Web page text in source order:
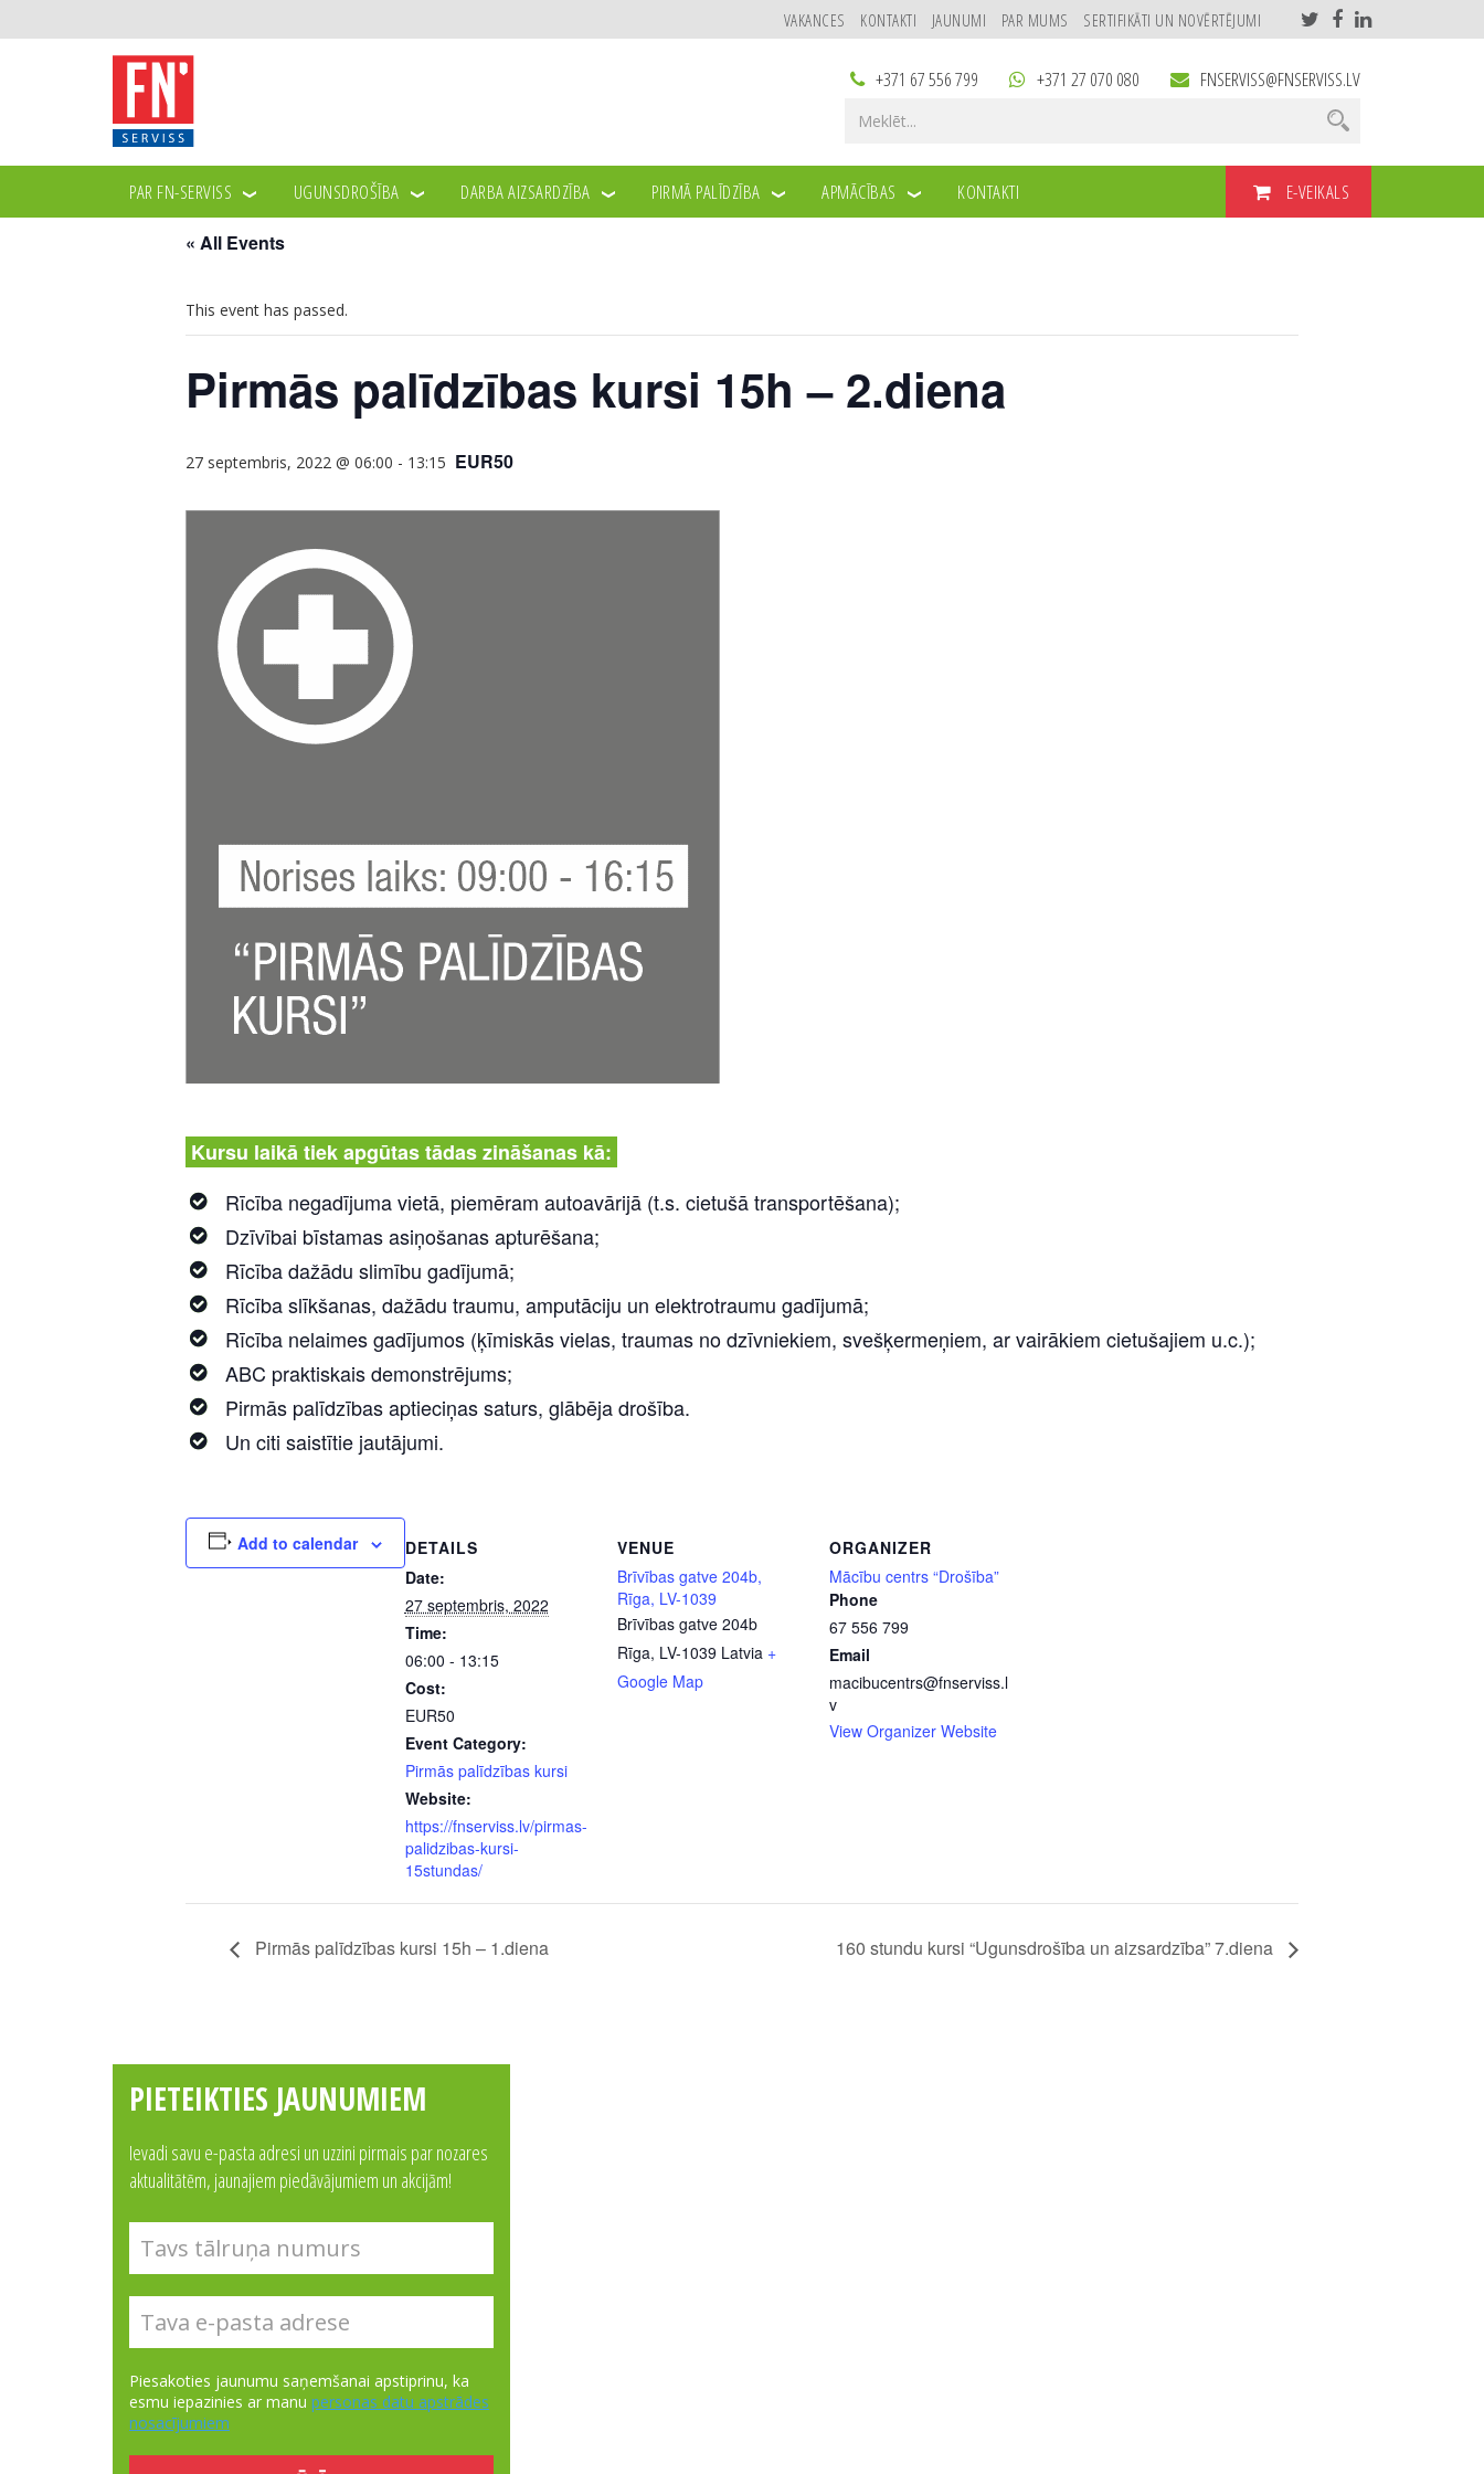
VAKANCES KONTAKTI JAUNUMI PAR MUMS SERTIFIKĀTI UN NOVĒRTĒJUMI
+371 67 556 799 +371 27 070 080 FNSERVISS@FNSERVISS.LV
PAR FN-SERVISS UGUNSDROŠĪBA DARBA AIZSARDZĪBA PIRMĀ PALĪDZĪBA APMĀCĪBAS KONTAKTI E-VEIKALS
« All Events
This event has passed.
Pirmās palīdzības kursi 15h – 2.diena
27 septembris, 2022 @ 06:00 - 13:15 EUR50
Kursu laikā tiek apgūtas tādas zināšanas kā:
Rīcība negadījuma vietā, piemēram autoavārijā (t.s. cietušā transportēšana);
Dzīvībai bīstamas asiņošanas apturēšana;
Rīcība dažādu slimību gadījumā;
Rīcība slīkšanas, dažādu traumu, amputāciju un elektrotraumu gadījumā;
Rīcība nelaimes gadījumos (ķīmiskās vielas, traumas no dzīvniekiem, svešķermeņiem, ar vairākiem cietušajiem u.c.);
ABC praktiskais demonstrējums;
Pirmās palīdzības aptieciņas saturs, glābēja drošība.
Un citi saistītie jautājumi.
Add to calendar
DETAILS
Date:
27 septembris, 2022
Time:
06:00 - 13:15
Cost:
EUR50
Event Category:
Pirmās palīdzības kursi
Website:
https://fnserviss.lv/pirmas-
palidzibas-kursi-
15stundas/
VENUE
Brīvības gatve 204b,
Rīga, LV-1039
Brīvības gatve 204b
Rīga, LV-1039 Latvia +
Google Map
ORGANIZER
Mācību centrs “Drošība”
Phone
67 556 799
Email
macibucentrs@fnserviss.l
v
View Organizer Website
Pirmās palīdzības kursi 15h – 1.diena 160 stundu kursi “Ugunsdrošība un aizsardzība” 7.diena
PIETEIKTIES JAUNUMIEM
Ievadi savu e-pasta adresi un uzzini pirmais par nozares
aktualitātēm, jaunajiem piedāvājumiem un akcijām!
Piesakoties jaunumu saņemšanai apstiprinu, ka
esmu iepazinies ar manu personas datu apstrādes
nosacījumiem